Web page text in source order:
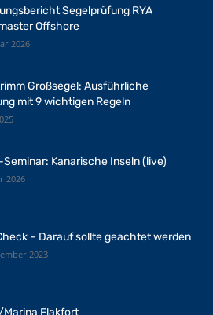
Segelprüfung RYA
Offshore
2026
Großsegel: Ausführliche
mit 9 wichtigen Regeln
Seminar: Kanarische Inseln (live)
2026
– Darauf sollte geachtet werden
2023
Flakfort